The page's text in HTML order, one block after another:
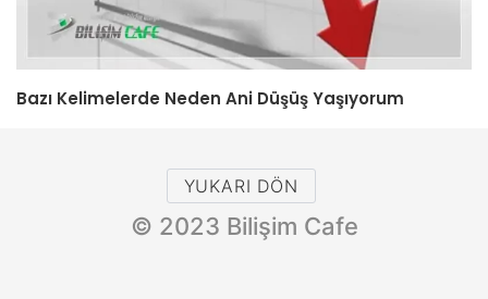
Bazı Kelimelerde Neden Ani Düşüş Yaşıyorum
YUKARI DÖN
© 2023 Bilişim Cafe